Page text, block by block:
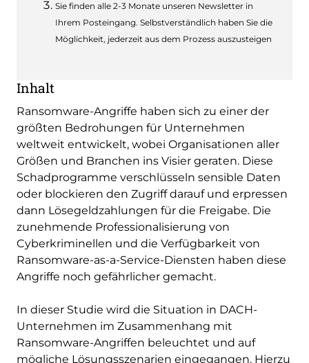
Sie finden alle 2-3 Monate unseren Newsletter in
Ihrem Posteingang. Selbstverständlich haben Sie die
Möglichkeit, jederzeit aus dem Prozess auszusteigen
Inhalt
Ransomware-Angriffe haben sich zu einer der
größten Bedrohungen für Unternehmen
weltweit entwickelt, wobei Organisationen aller
Größen und Branchen ins Visier geraten. Diese
Schadprogramme verschlüsseln sensible Daten
oder blockieren den Zugriff darauf und erpressen
dann Lösegeldzahlungen für die Freigabe. Die
zunehmende Professionalisierung von
Cyberkriminellen und die Verfügbarkeit von
Ransomware-as-a-Service-Diensten haben diese
Angriffe noch gefährlicher gemacht.
In dieser Studie wird die Situation in DACH-
Unternehmen im Zusammenhang mit
Ransomware-Angriffen beleuchtet und auf
mögliche Lösungsszenarien eingegangen. Hierzu